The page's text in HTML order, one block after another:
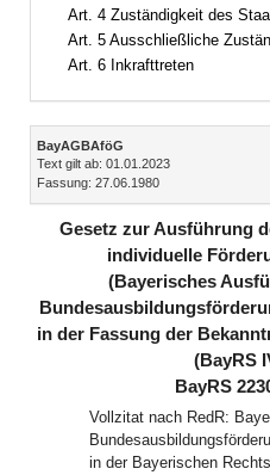
Art. 4 Zuständigkeit des
Art. 5 Ausschließliche
Art. 6 Inkrafttreten
Inhalt
BayAGBAföG
Text gilt ab: 01.01.2023
Fassung: 27.06.1980
Gesetz zur Ausführung
individuelle
(Bayerisches
in der Fassung der
(BayRS
BayRS
Vollzitat nach RedR:
in der Bayerischen